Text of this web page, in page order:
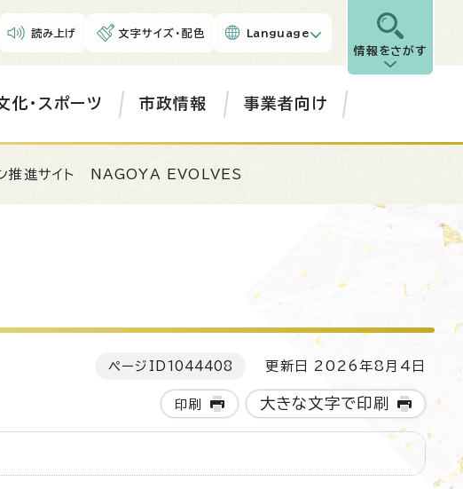
読み上げ 文字サイズ・配色 Language
情報をさがす
化・スポーツ 市政情報 事業者向け
ン推進サイト NAGOYA EVOLVES
ページID 1044408 更新日 2026年8月4日
印刷 大きな文字で印刷